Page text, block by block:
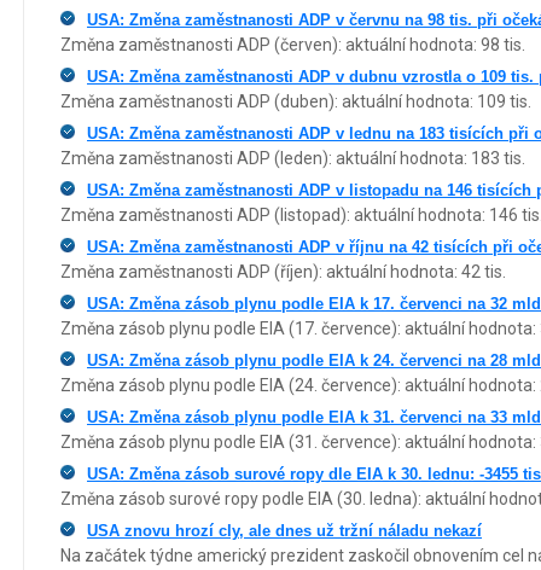
USA: Změna zaměstnanosti ADP v červnu na 98 tis. při
Změna zaměstnanosti ADP (červen): aktuální hodnota: 98 tis.
USA: Změna zaměstnanosti ADP v dubnu vzrostla o 109 tis.
Změna zaměstnanosti ADP (duben): aktuální hodnota: 109 tis.
USA: Změna zaměstnanosti ADP v lednu na 183 tisících při
Změna zaměstnanosti ADP (leden): aktuální hodnota: 183 tis.
USA: Změna zaměstnanosti ADP v listopadu na 146 tisících
Změna zaměstnanosti ADP (listopad): aktuální hodnota: 146
USA: Změna zaměstnanosti ADP v říjnu na 42 tisících při
Změna zaměstnanosti ADP (říjen): aktuální hodnota: 42 tis.
USA: Změna zásob plynu podle EIA k 17. červenci na 32
Změna zásob plynu podle EIA (17. července): aktuální
USA: Změna zásob plynu podle EIA k 24. červenci na 28
Změna zásob plynu podle EIA (24. července): aktuální
USA: Změna zásob plynu podle EIA k 31. červenci na 33
Změna zásob plynu podle EIA (31. července): aktuální
USA: Změna zásob surové ropy dle EIA k 30. lednu: -3455
Změna zásob surové ropy podle EIA (30. ledna): aktuální
USA znovu hrozí cly, ale dnes už tržní náladu nekazí
Na začátek týdne americký prezident zaskočil obnovením cel